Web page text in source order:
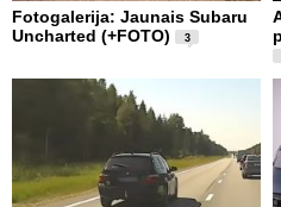
Fotogalerija: Jaunais Subaru
Uncharted (+FOTO)
3